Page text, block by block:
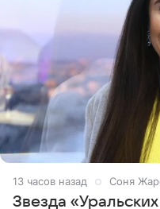
13 часов назад Соня
Звезда